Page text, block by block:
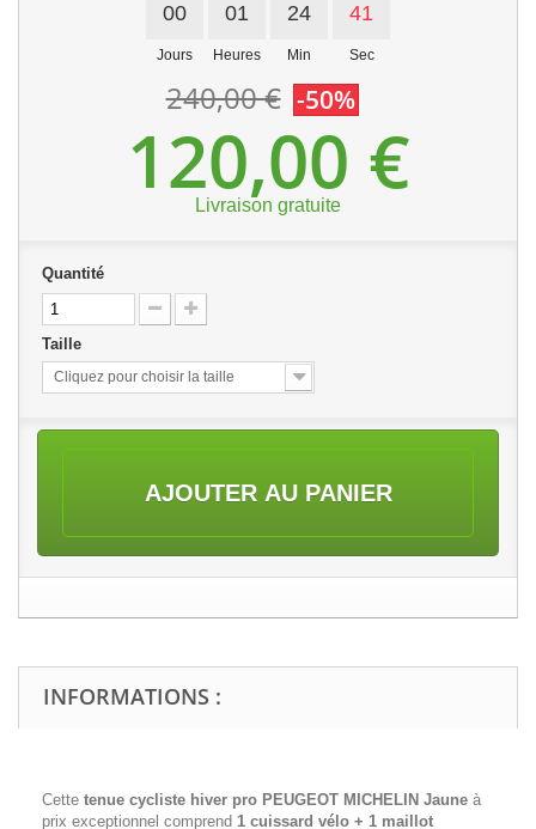
00
Jours
01
Heures
24
Min
41
Sec
240,00 € -50%
120,00 €
Livraison gratuite
Quantité
Taille
Cliquez pour choisir la taille
AJOUTER AU PANIER
INFORMATIONS :
Cette tenue cycliste hiver pro PEUGEOT MICHELIN Jaune à
prix exceptionnel comprend 1 cuissard vélo + 1 maillot